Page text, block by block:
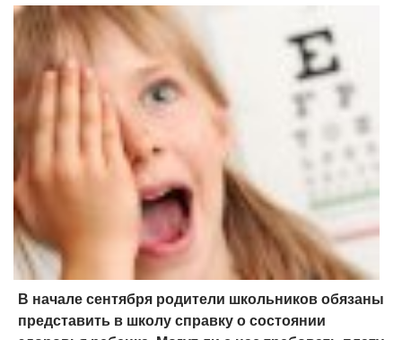
В начале сентября родители школьников обязаны
представить в школу справку о состоянии